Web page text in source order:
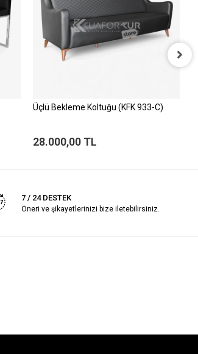
Üçlü Bekleme Koltuğu (KFK 933-C)
28.000,00 TL
7 / 24 DESTEK
Öneri ve şikayetlerinizi bize iletebilirsiniz.